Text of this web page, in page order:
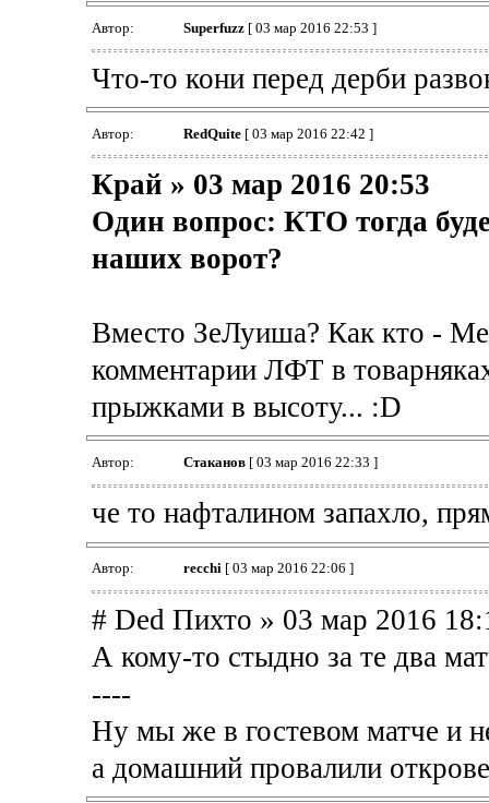
Автор: Superfuzz[ 03 мар 2016 22:53 ]
Что-то кони перед дерби
Автор: RedQuite[ 03 мар 2016 22:42 ]
Край » 03 мар 2016 20:53
Один вопрос: КТО тогда
наших ворот?
Вместо ЗеЛуиша? Как кто -
комментарии ЛФТ в
прыжками в высоту... :D
Автор: Cтаканов[ 03 мар 2016 22:33 ]
че то нафталином запахло,
Автор: recchi[ 03 мар 2016 22:06 ]
# Ded Пихто » 03 мар 2016
А кому-то стыдно за те два
----
Ну мы же в гостевом матче и
а домашний провалили